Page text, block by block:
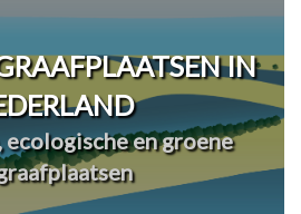
IN
en groene